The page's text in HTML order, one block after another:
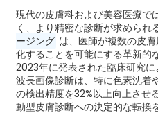
現代の皮膚科および美容医療で
く、より精密な診断が求められ
ージング は、医師が複数の皮
化することを可能にする革新的
2023年に発表された臨床研究に
波長画像診断は、特に色素沈着
の検出精度を32%以上向上させ
動型皮膚診断への決定的な転換